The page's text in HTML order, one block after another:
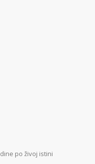
po živoj istini